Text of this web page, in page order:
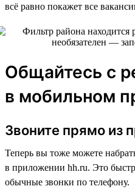
всё равно покажет все
Общайтесь с
в мобильном
Звоните прямо из
Теперь вы тоже можете
в приложении hh.ru. Это
обычные звонки по телефону.